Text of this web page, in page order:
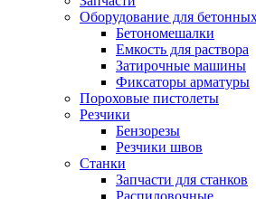
Оборудование для
Бетономешалки
Емкость для раствора
Затирочные машины
Фиксаторы арматуры
Пороховые пистолеты
Резчики
Бензорезы
Резчики швов
Станки
Запчасти для станков
Распиловочные